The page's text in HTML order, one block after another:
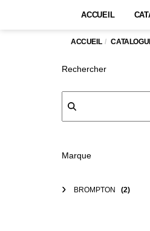
ACCUEIL
ACCUEIL
Rechercher
Marque
BROMPTON (2)